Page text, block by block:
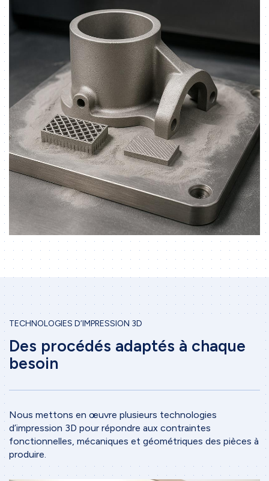
TECHNOLOGIES D’IMPRESSION 3D
Des procédés adaptés à chaque
besoin
Nous mettons en œuvre plusieurs technologies
d’impression 3D pour répondre aux contraintes
fonctionnelles, mécaniques et géométriques des pièces à
produire.